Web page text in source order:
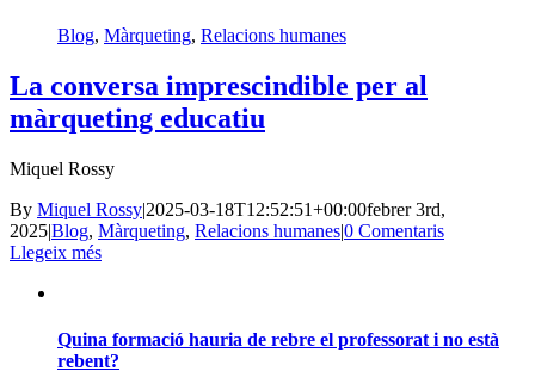
Blog, Màrqueting, Relacions humanes
La conversa imprescindible per al
màrqueting educatiu
Miquel Rossy
By Miquel Rossy|2025-03-18T12:52:51+00:00febrer 3rd,
2025|Blog, Màrqueting, Relacions humanes|0 Comentaris
Llegeix més
Quina formació hauria de rebre el professorat i no està
rebent?